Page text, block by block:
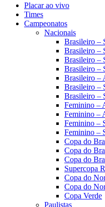
Placar ao vivo
Times
Campeonatos
Nacionais
Brasileiro –
Brasileiro –
Brasileiro –
Brasileiro –
Brasileiro –
Brasileiro –
Brasileiro –
Feminino –
Feminino –
Feminino –
Feminino –
Copa do
Copa do
Copa do
Supercopa
Copa do
Copa do
Copa Verde
Paulistas